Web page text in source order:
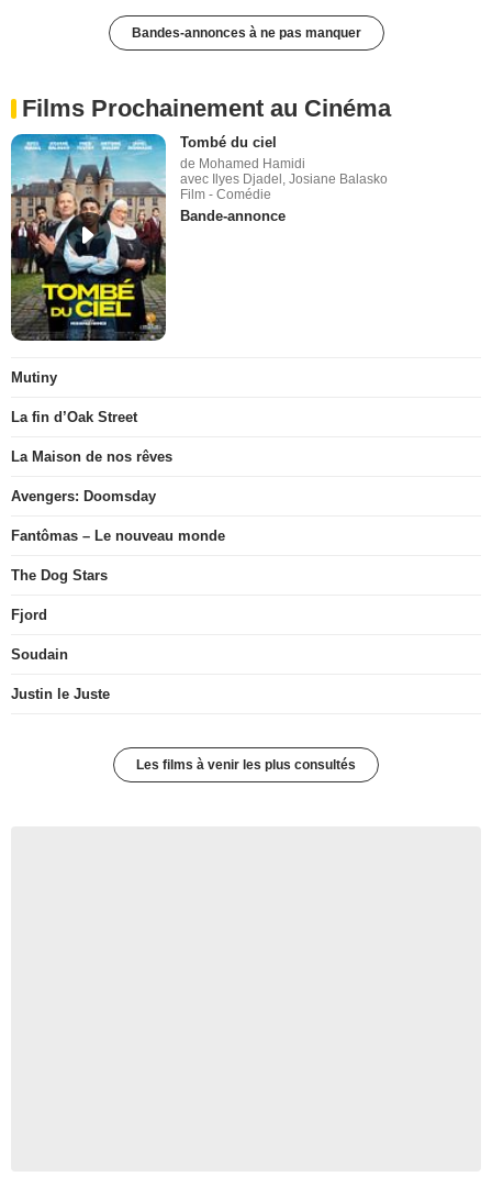
Bandes-annonces à ne pas manquer
Films Prochainement au Cinéma
Tombé du ciel
de Mohamed Hamidi
avec Ilyes Djadel, Josiane Balasko
Film - Comédie
Bande-annonce
Mutiny
La fin d’Oak Street
La Maison de nos rêves
Avengers: Doomsday
Fantômas – Le nouveau monde
The Dog Stars
Fjord
Soudain
Justin le Juste
Les films à venir les plus consultés